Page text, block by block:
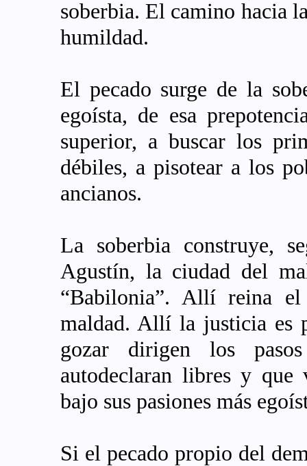
soberbia. El camino hacia
humildad.
El pecado surge de la
egoísta, de esa
superior, a buscar los
débiles, a pisotear a los
ancianos.
La soberbia construye,
Agustín, la ciudad del
“Babilonia”. Allí reina
maldad. Allí la justicia es
gozar dirigen los
autodeclaran libres y que
bajo sus pasiones más
Si el pecado propio del